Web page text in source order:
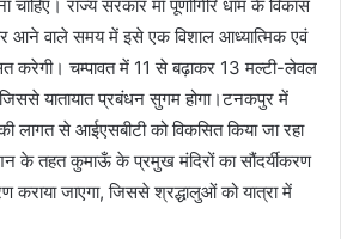
राज्य सरकार माँ पूर्णागिरि धाम के विकास
आने वाले समय में इसे एक विशाल आध्यात्मिक एवं
करेगी। चम्पावत में 11 से बढ़ाकर 13 मल्टी-लेवल
जिससे यातायात प्रबंधन सुगम होगा।टनकपुर में
से आईएसबीटी को विकसित किया जा रहा
के तहत कुमाऊँ के प्रमुख मंदिरों का सौंदर्यीकरण
कराया जाएगा, जिससे श्रद्धालुओं को यात्रा में